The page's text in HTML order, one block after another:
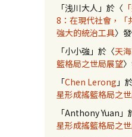
「浅川大人 」於〈
8：在現代社會，「
強大的統治工具〉
「小小強 」於〈天
籃格局之世局展望
「Chen Lerong 」
星形成搖籃格局之
「Anthony Yuan 」
星形成搖籃格局之